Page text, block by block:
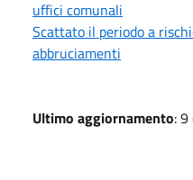
uffici comunali
Scattato il periodo a
abbruciamenti
Ultimo aggiornamento: